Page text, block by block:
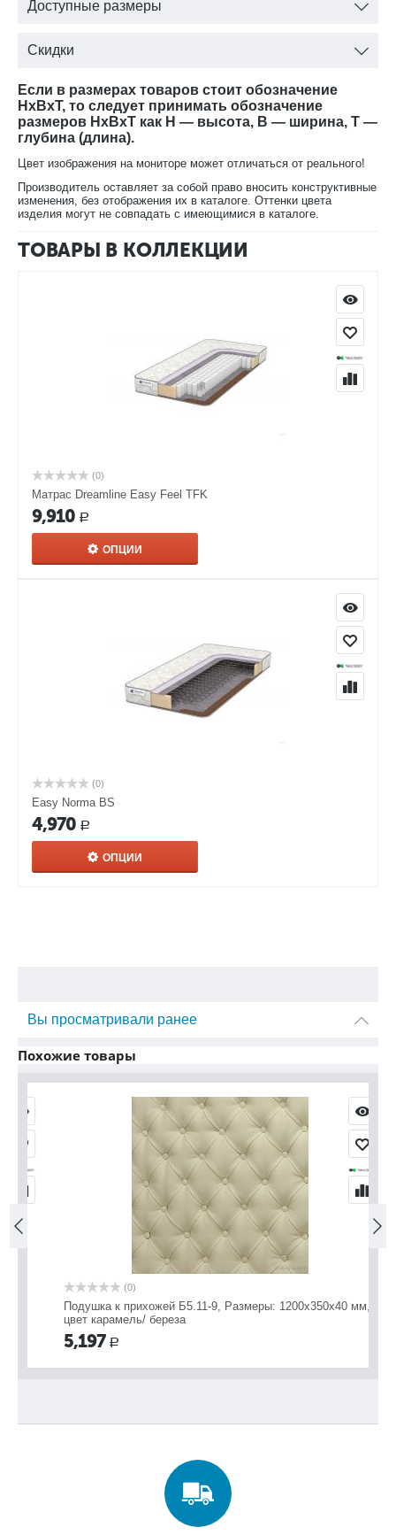
современное эластичное полотно, на основе 100% П/Э,
Общая высота изделия 18 см.
Доступные размеры
Скидки
Если в размерах товаров стоит обозначение
HxBxT, то следует принимать обозначение
размеров HxBxT как H — высота, B — ширина, T —
глубина (длина).
Цвет изображения на мониторе может отличаться от реального!
Производитель оставляет за собой право вносить конструктивные
изменения, без отображения их в каталоге. Оттенки цвета
изделия могут не совпадать с имеющимися в каталоге.
ТОВАРЫ В КОЛЛЕКЦИИ
(0)
Матрас Dreamline Easy Feel TFK
9,910 Р
ОПЦИИ
(0)
Easy Norma BS
4,970 Р
ОПЦИИ
Вы просматривали ранее
Похожие товары
(0)
Подушка к прихожей Б5.11-9, Размеры: 1200х350х40 мм,
цвет карамель/ береза
5,197 Р